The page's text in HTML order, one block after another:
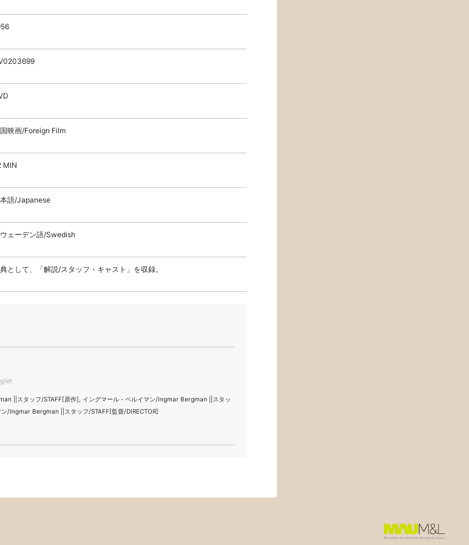
映画/Foreign Film
MIN
語/Japanese
ェーデン語/Swedish
として、「解説/スタッフ・キャスト」を収録。
||スタッフ/STAFF[原作], イングマール・ベルイマン/Ingmar Bergman ||スタッ
/Ingmar Bergman ||スタッフ/STAFF[監督/DIRECTOR]